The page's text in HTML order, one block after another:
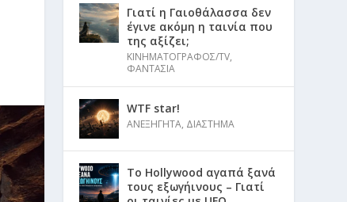
Γιατί η Γαιοθάλασσα δεν
έγινε ακόμη η ταινία που
της αξίζει;
ΚΙΝΗΜΑΤΟΓΡΑΦΟΣ/TV,
ΦΑΝΤΑΣΙΑ
WTF star!
ΑΝΕΞΗΓΗΤΑ, ΔΙΑΣΤΗΜΑ
Το Hollywood αγαπά ξανά
τους εξωγήινους – Γιατί